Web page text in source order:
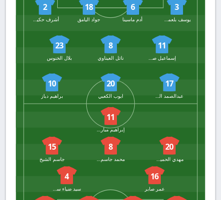
3
يوسف بلعمري
6
أدم ماسينا
18
جواد اليامق
2
أشرف حكيمي
11
8
نائل العيناوي
23
بلال الخنوس
17
عبدالصمد الزلزولي
20
ايوب الكعبي
10
براهيم دياز
11
إبراهيم مبارك الختال
20
مهدي الحميدان
8
محمد جاسم مرهون
15
جاسم الشيخ
16
عمر صابر
4
سيد ضياء سعيد